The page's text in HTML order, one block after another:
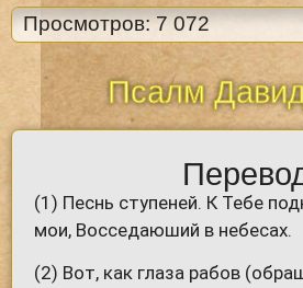
Просмотров: 7 072
Псалм
(1) Песнь ступеней. К Тебе
мои, Восседаюший в небесах.
(2) Вот, как глаза рабов